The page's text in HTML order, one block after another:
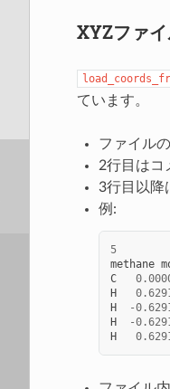
XYZファ
ています。
ファイル
2行目はコ
3行目以降
例:
5
methane
C
H
H
-
H
-
H